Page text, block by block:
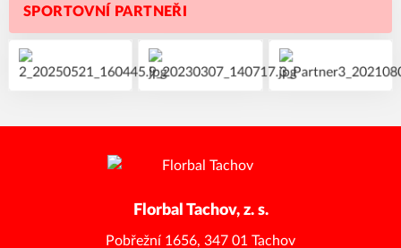
SPORTOVNÍ PARTNEŘI
Florbal Tachov, z. s.
Pobřežní 1656, 347 01 Tachov